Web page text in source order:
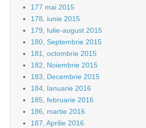
177 mai 2015
178, iunie 2015
179, Iulie-august 2015
180, Septembrie 2015
181, octombrie 2015
182, Noiembrie 2015
183, Decembrie 2015
184, Ianuarie 2016
185, februarie 2016
186, martie 2016
187, Aprilie 2016